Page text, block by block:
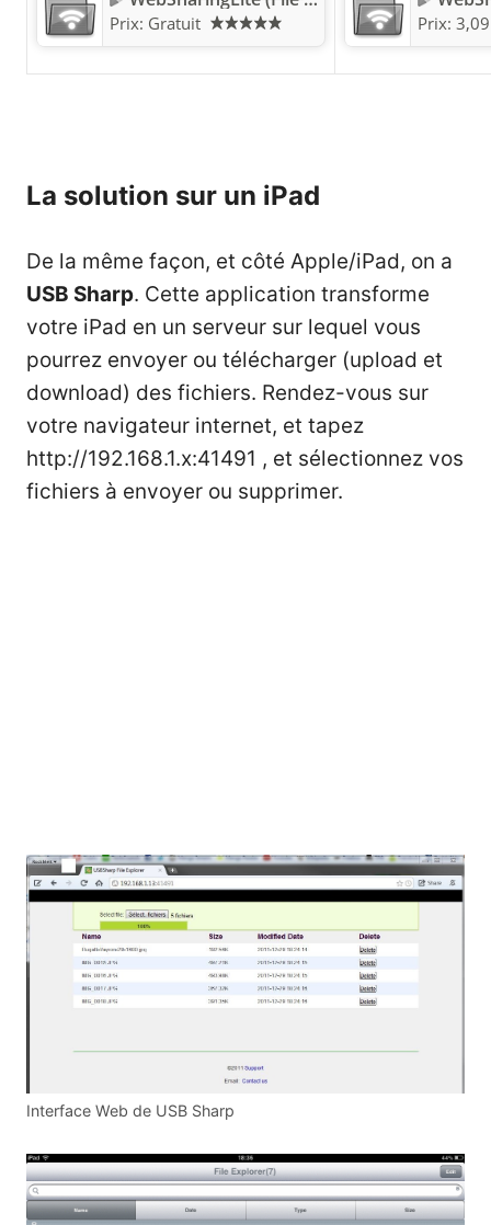
Prix: Gratuit Prix:
La solution sur un iPad
De la même façon, et côté Apple/iPad, on a
USB Sharp. Cette application transforme
votre iPad en un serveur sur lequel vous
pourrez envoyer ou télécharger (upload et
download) des fichiers. Rendez-vous sur
votre navigateur internet, et tapez
http://192.168.1.x:41491 , et sélectionnez vos
fichiers à envoyer ou supprimer.
Interface Web de USB Sharp